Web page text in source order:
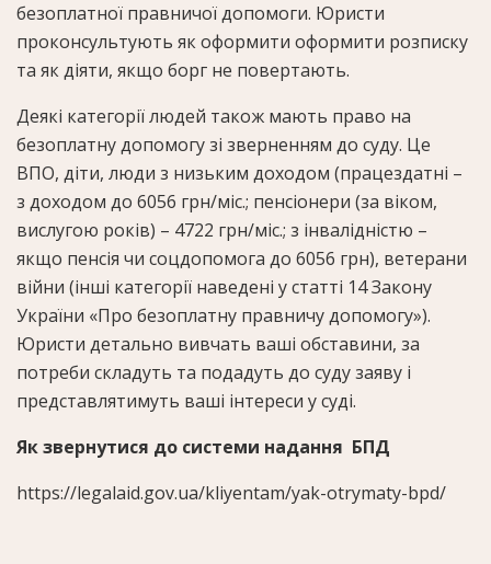
безоплатної правничої допомоги. Юристи
проконсультують як оформити оформити розписку
та як діяти, якщо борг не повертають.
Деякі категорії людей також мають право на
безоплатну допомогу зі зверненням до суду. Це
ВПО, діти, люди з низьким доходом (працездатні –
з доходом до 6056 грн/міс.; пенсіонери (за віком,
вислугою років) – 4722 грн/міс.; з інвалідністю –
якщо пенсія чи соцдопомога до 6056 грн), ветерани
війни (інші категорії наведені у статті 14 Закону
України «Про безоплатну правничу допомогу»).
Юристи детально вивчать ваші обставини, за
потреби складуть та подадуть до суду заяву і
представлятимуть ваші інтереси у суді.
Як звернутися до системи надання БПД
https://legalaid.gov.ua/kliyentam/yak-otrymaty-bpd/